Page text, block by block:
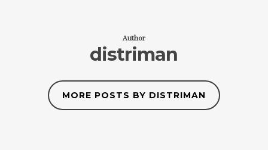
Author
distriman
MORE POSTS BY DISTRIMAN